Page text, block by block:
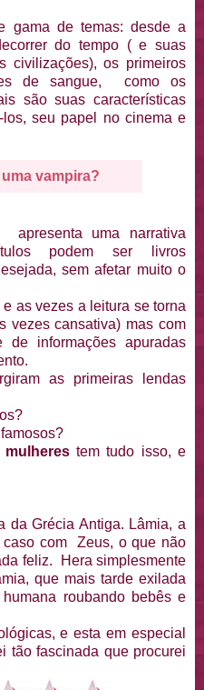
gama de temas: desde a
do tempo ( e suas
civilizações), os primeiros
de sangue, como os
são suas características
seu papel no cinema e
vampira?
uma narrativa
podem ser livros
sem afetar muito o
as vezes a leitura se torna
vezes cansativa) mas com
informações apuradas
as primeiras lendas
tem tudo isso, e
da Grécia Antiga. Lâmia, a
caso com Zeus, o que não
feliz. Hera simplesmente
que mais tarde exilada
roubando bebês e
e esta em especial
tão fascinada que procurei